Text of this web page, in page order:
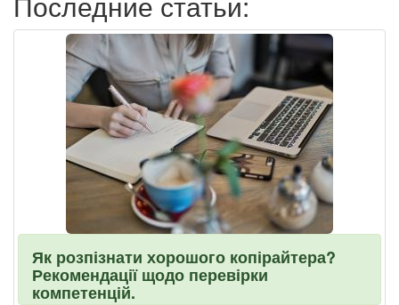
Як розпізнати хорошого копірайтера?
Рекомендації щодо перевірки
компетенцій.